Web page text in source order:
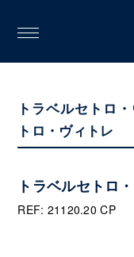
toggle
navigation
トラベルセトロ
トロ・ヴィトレ
トラベルセトロ
REF: 21120.20 CP